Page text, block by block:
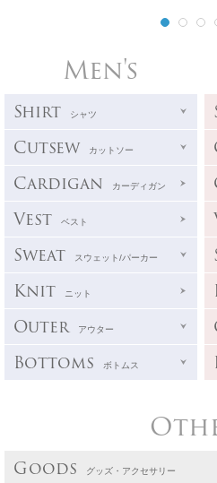
Men's
Shirt シャツ
Cutsew カットソー
Cardigan カーディガン
Vest ベスト
Sweat スウェット/パーカー
Knit ニット
Outer アウター
Bottoms ボトムス
Goods グッズ・アクセサリー